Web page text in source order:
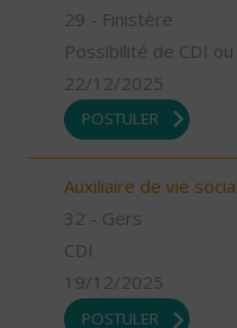
29 - Finistère
Possibilité de CDI ou
22/12/2025
POSTULER
Auxiliaire de vie
32 - Gers
CDI
19/12/2025
POSTULER